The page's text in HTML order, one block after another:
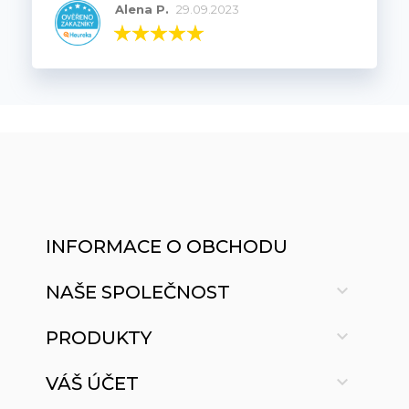
Alena P. 29.09.2023
INFORMACE O OBCHODU
NAŠE SPOLEČNOST 
PRODUKTY 
VÁŠ ÚČET 